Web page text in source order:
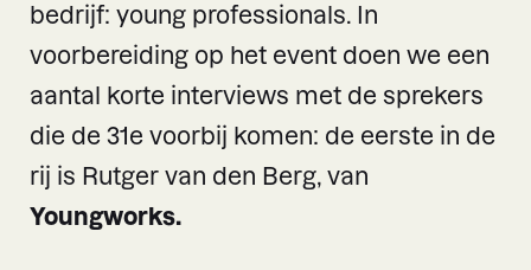
bedrijf: young professionals. In
voorbereiding op het event doen we een
aantal korte interviews met de sprekers
die de 31e voorbij komen: de eerste in de
rij is Rutger van den Berg, van
Youngworks.